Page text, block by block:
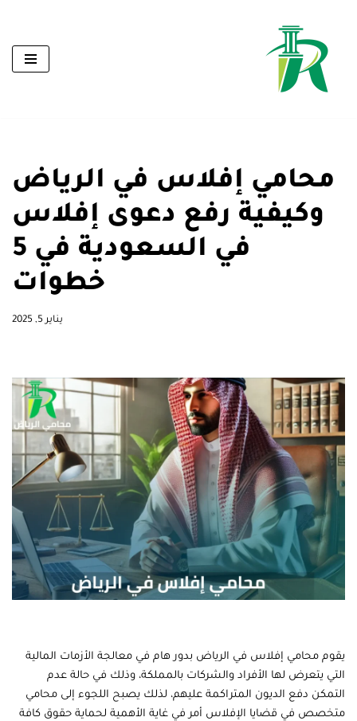
تخطى
المحتوى
محامي إفلاس في الرياض
وكيفية رفع دعوى إفلاس
في السعودية في 5
خطوات
يناير 5, 2025
يقوم محامي إفلاس في الرياض بدور هام في معالجة الأزمات المالية
التي يتعرض لها الأفراد والشركات بالمملكة، وذلك في حالة عدم
التمكن دفع الديون المتراكمة عليهم، لذلك يصبح اللجوء إلى محامي
متخصص في قضايا الإفلاس أمر في غاية الأهمية لحماية حقوق كافة